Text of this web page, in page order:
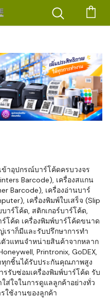
ข้าอุปกรณ์บาร์โค้ดครบวงจร
Barcode), เครื่องสแกน
Barcode), เครื่องอ่านบาร์
เครื่องพิมพ์ใบเสร็จ (Slip
าร์โค้ด, สติกเกอร์บาร์โค้ด,
โค้ด เครื่องพิมพ์บาร์โค้ดขนาด
ราก็มีและรับปรึกษาการทำ
วแทนจำหน่ายสินค้าจากหลาก
Printronix, GoDEX,
ทุกชิ้นได้รับประกันคุณภาพสูง
รับซ่อมเครื่องพิมพ์บาร์โค้ด รับ
ส่ใจในการดูแลลูกค้าอย่างทั่ว
ใช้งานของลูกค้า